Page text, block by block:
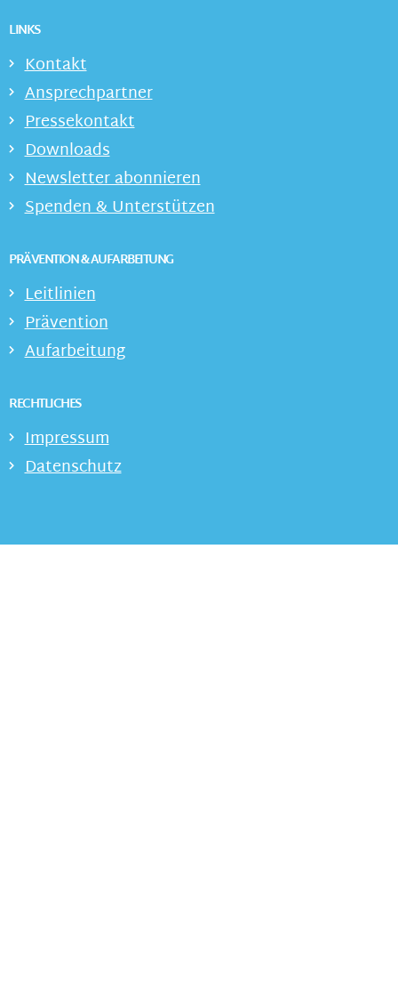
LINKS
Kontakt
Ansprechpartner
Pressekontakt
Downloads
Newsletter abonnieren
Spenden & Unterstützen
PRÄVENTION & AUFARBEITUNG
Leitlinien
Prävention
Aufarbeitung
RECHTLICHES
Impressum
Datenschutz